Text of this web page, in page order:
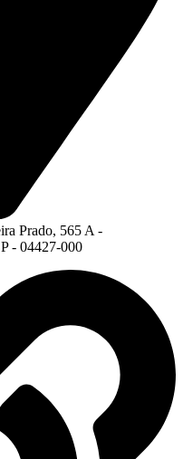
Prado, 565 A -
- 04427-000